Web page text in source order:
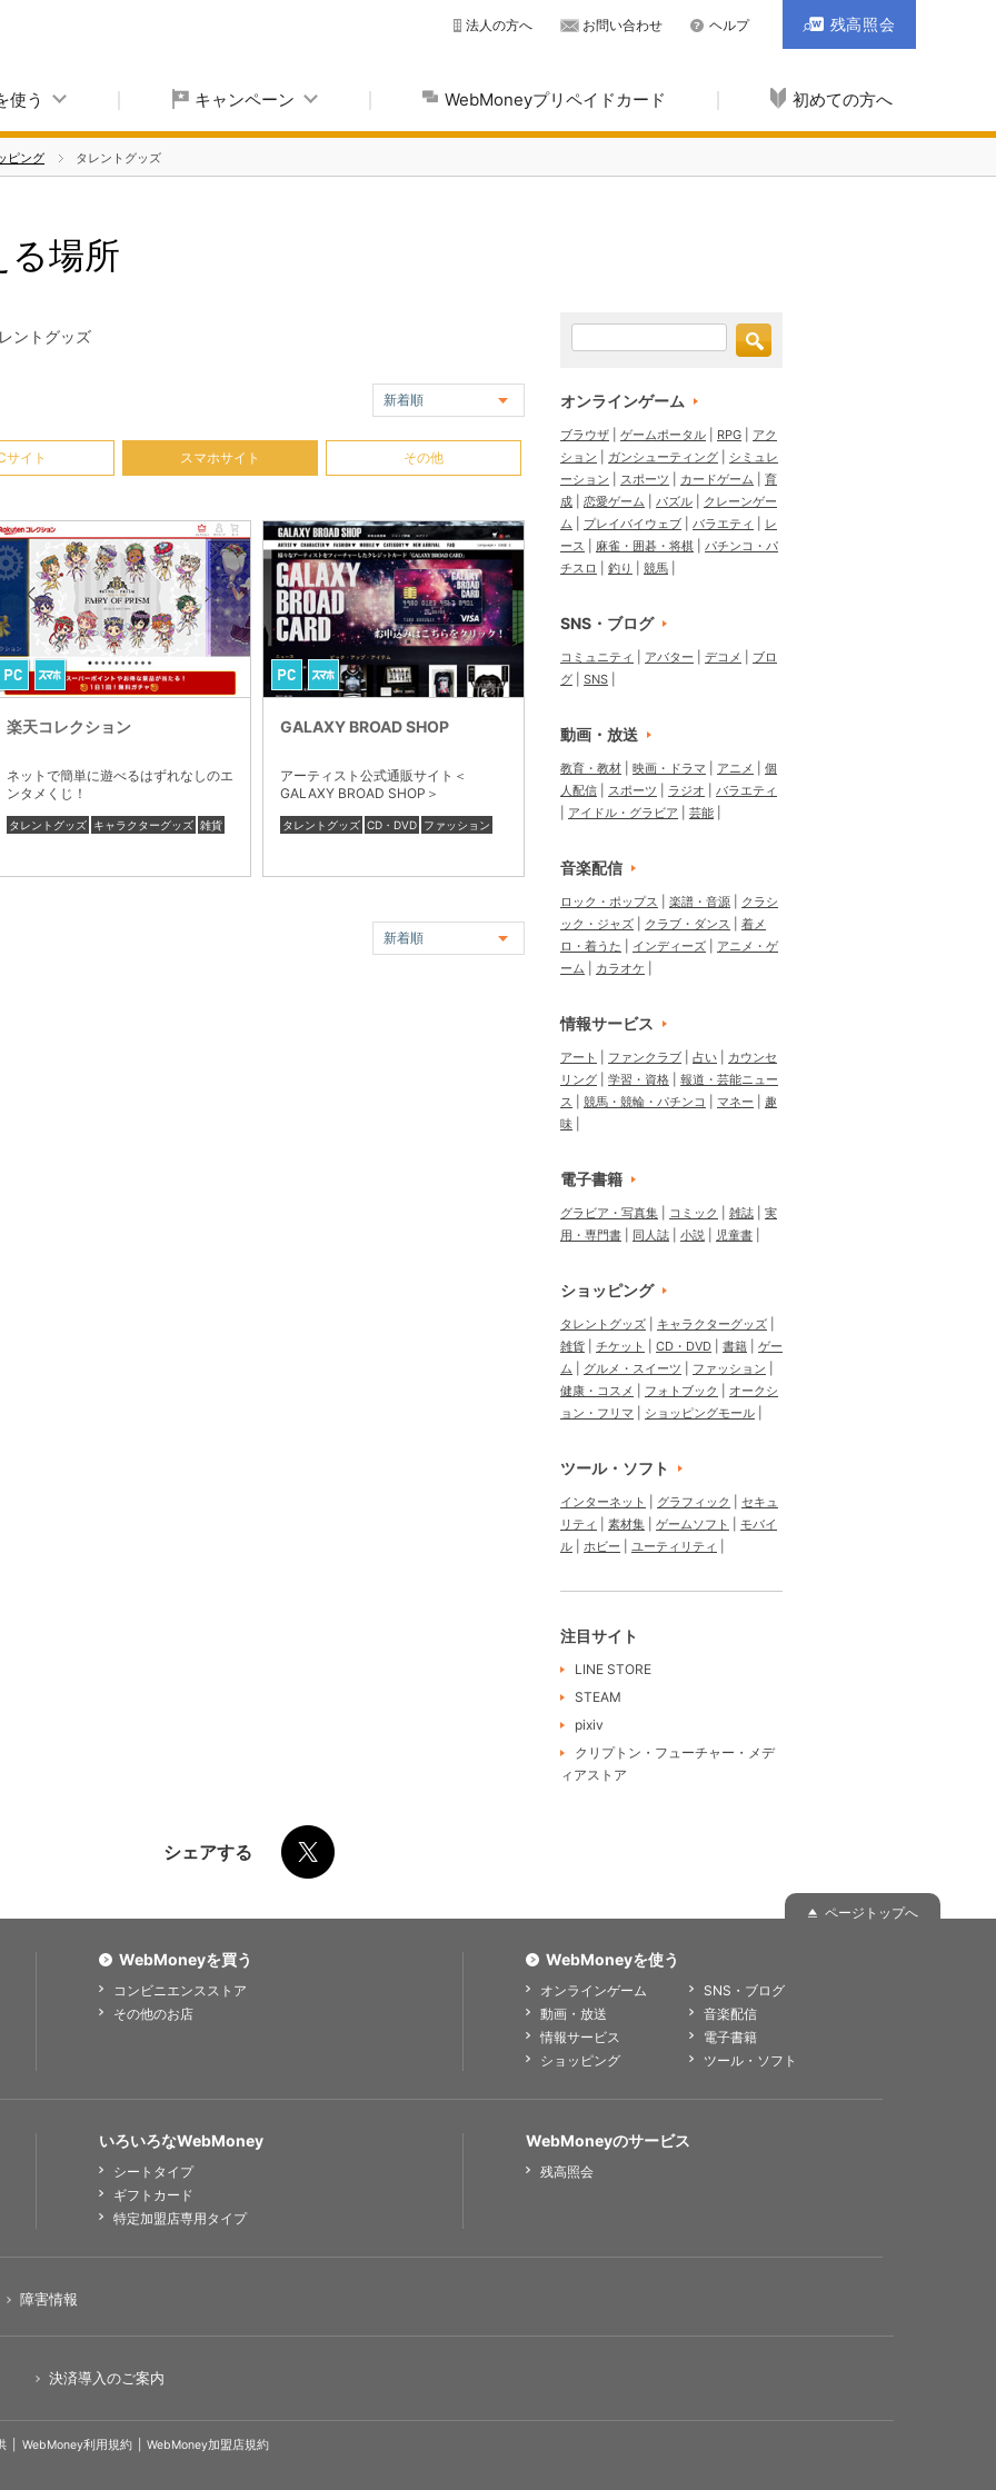
使う キャンペーン WebMoneyプリペイドカード 初めての方へ
法人の方へ お問い合わせ ヘルプ 残高照会
ピング タレントグッズ
場所
ントグッズ
新着順
サイト スマホサイト その他
楽天コレクション
ネットで簡単に遊べるはずれなしのエ
ンタメくじ！
タレントグッズ キャラクターグッズ 雑貨
GALAXY BROAD SHOP
アーティスト公式通販サイト＜
GALAXY BROAD SHOP＞
タレントグッズ CD・DVD ファッション
新着順
オンラインゲーム
ブラウザ ゲームポータル RPG
アク
ション
ガンシューティング
シミュレ
ーション
スポーツ カードゲーム
育
成
恋愛ゲーム パズル
クレーンゲー
ム
プレイバイウェブ バラエティ
レ
ース
麻雀・囲碁・将棋
パチンコ・パ
チスロ
釣り 競馬
SNS・ブログ
コミュニティ アバター デコメ
ブロ
グ
SNS
動画・放送
教育・教材 映画・ドラマ アニメ
個
人配信
スポーツ ラジオ
バラエティ
アイドル・グラビア
芸能
音楽配信
ロック・ポップス 楽譜・音源
クラシ
ック・ジャズ
クラブ・ダンス
着メ
ロ・着うた
インディーズ
アニメ・ゲ
ーム
カラオケ
情報サービス
アート ファンクラブ 占い
カウンセ
リング
学習・資格
報道・芸能ニュー
ス
競馬・競輪・パチンコ マネー
趣
味
電子書籍
グラビア・写真集 コミック 雑誌
実
用・専門書
同人誌 小説 児童書
ショッピング
タレントグッズ
キャラクターグッズ
雑貨
チケット CD・DVD 書籍
ゲー
ム
グルメ・スイーツ
ファッション
健康・コスメ
フォトブック
オークシ
ョン・フリマ
ショッピングモール
ツール・ソフト
インターネット グラフィック
セキュ
リティ
素材集 ゲームソフト
モバイ
ル
ホビー ユーティリティ
注目サイト
LINE STORE
STEAM
pixiv
クリプトン・フューチャー・メデ
ィアストア
シェアする
ページトップへ
WebMoneyを買う
コンビニエンスストア
その他のお店
WebMoneyを使う
オンラインゲーム
SNS・ブログ
動画・放送
音楽配信
情報サービス
電子書籍
ショッピング
ツール・ソフト
いろいろなWebMoney
シートタイプ
ギフトカード
特定加盟店専用タイプ
WebMoneyのサービス
残高照会
障害情報
決済導入のご案内
WebMoney利用規約
WebMoney加盟店規約